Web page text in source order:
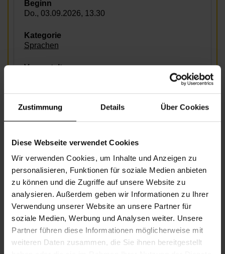
Zustimmung Details Über Cookies
Diese Webseite verwendet Cookies
Wir verwenden Cookies, um Inhalte und Anzeigen zu
personalisieren, Funktionen für soziale Medien anbieten
zu können und die Zugriffe auf unsere Website zu
analysieren. Außerdem geben wir Informationen zu Ihrer
Verwendung unserer Website an unsere Partner für
soziale Medien, Werbung und Analysen weiter. Unsere
Partner führen diese Informationen möglicherweise mit
weiteren Daten zusammen, die Sie ihnen bereitgestellt
Do., 03.09.2026, 13.30
Sprachen
CHINESISCH FÜR ANFÄNGER*INNEN
Do., 10.09.2026, 13.30
Nachbarschaftszentrum 17
CHINESISCH FÜR ANFÄNGER*INNEN